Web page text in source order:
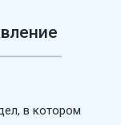
в котором